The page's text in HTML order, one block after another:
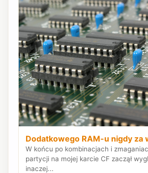
Dodatkowego RAM-u nigdy za
W końcu po kombinacjach i
partycji na mojej karcie CF zaczął
inaczej...